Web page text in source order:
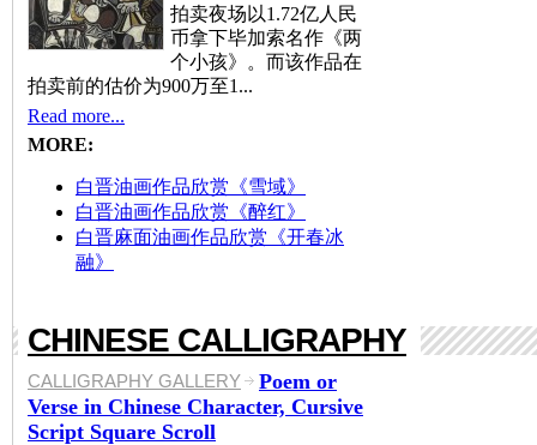
拍卖夜场以1.72亿人民
币拿下毕加索名作《两
个小孩》。而该作品在
拍卖前的估价为900万至1...
Read more...
MORE:
白晋油画作品欣赏《雪域》
白晋油画作品欣赏《醉红》
白晋麻面油画作品欣赏《开春冰
融》
CHINESE CALLIGRAPHY
CALLIGRAPHY GALLERY
Poem or
Verse in Chinese Character, Cursive
Script Square Scroll